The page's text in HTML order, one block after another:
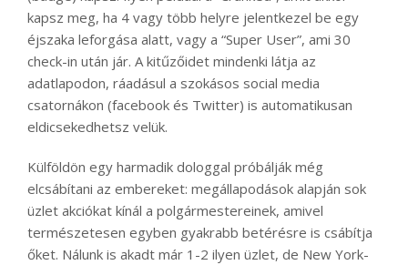
kapsz meg, ha 4 vagy több helyre jelentkezel be egy
éjszaka leforgása alatt, vagy a “Super User”, ami 30
check-in után jár. A kitűzőidet mindenki látja az
adatlapodon, ráadásul a szokásos social media
csatornákon (facebook és Twitter) is automatikusan
eldicsekedhetsz velük.
Külföldön egy harmadik dologgal próbálják még
elcsábítani az embereket: megállapodások alapján sok
üzlet akciókat kínál a polgármestereinek, amivel
természetesen egyben gyakrabb betérésre is csábítja
őket. Nálunk is akadt már 1-2 ilyen üzlet, de New York-